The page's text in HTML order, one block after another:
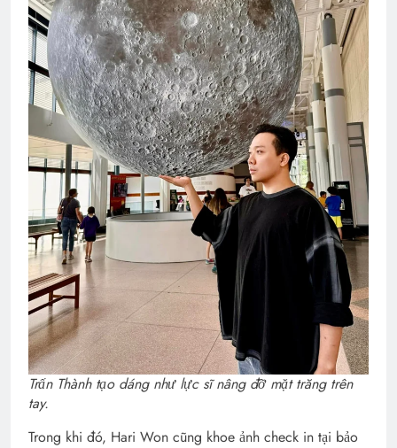
Trấn Thành tạo dáng như lực sĩ nâng đỡ mặt trăng trên
tay.
Trong khi đó, Hari Won cũng khoe ảnh check in tại bảo